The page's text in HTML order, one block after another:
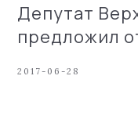
Депутат
предложил
2017-06-28